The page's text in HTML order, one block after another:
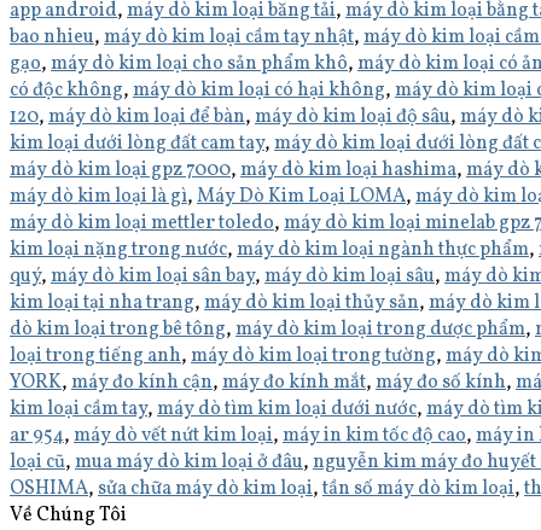
app android,máy dò kim loại băng tải,máy dò kim loại bằng
bao nhieu,máy dò kim loại cầm tay nhật,máy dò kim loại
gạo,máy dò kim loại cho sản phẩm khô,máy dò kim loại có
có độc không,máy dò kim loại có hại không,máy dò kim loại
120,máy dò kim loại để bàn,máy dò kim loại độ sâu,máy dò
kim loại dưới lòng đất cam tay,máy dò kim loại dưới lòng đất
máy dò kim loại gpz 7000,máy dò kim loại hashima,máy dò
máy dò kim loại là gì,Máy Dò Kim Loại LOMA,máy dò kim
máy dò kim loại mettler toledo,máy dò kim loại minelab gpz
kim loại nặng trong nước,máy dò kim loại ngành thực phẩm,
quý,máy dò kim loại sân bay,máy dò kim loại sâu,máy dò
kim loại tại nha trang,máy dò kim loại thủy sản,máy dò kim
dò kim loại trong bê tông,máy dò kim loại trong dược phẩm,
loại trong tiếng anh,máy dò kim loại trong tường,máy dò
YORK,máy đo kính cận,máy đo kính mắt,máy đo số kính,
kim loại cầm tay,máy dò tìm kim loại dưới nước,máy dò tìm
ar 954,máy dò vết nứt kim loại,máy in kim tốc độ cao,máy in
loại cũ,mua máy dò kim loại ở đâu,nguyễn kim máy đo huyết
OSHIMA,sửa chữa máy dò kim loại,tần số máy dò kim loại,
Về Chúng Tôi